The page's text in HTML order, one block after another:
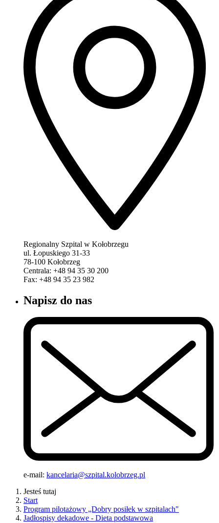
Regionalny Szpital w Kołobrzegu
ul. Łopuskiego 31-33
78-100 Kołobrzeg
Centrala: +48 94 35 30 200
Fax: +48 94 35 23 982
Napisz do nas
e-mail: kancelaria@szpital.kolobrzeg.pl
Jesteś tutaj
Start
Program pilotażowy „Dobry posiłek w szpitalach"
Jadłospisy dekadowe - Dieta podstawowa